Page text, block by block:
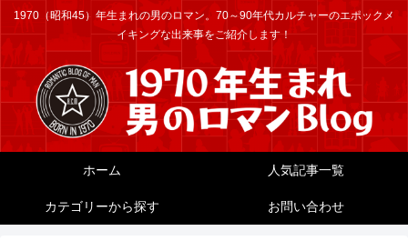
1970（昭和45）年生まれの男のロマン。70～90年代カルチャーのエポックメ
イキングな出来事をご紹介します！
ホーム 人気記事一覧
カテゴリーから探す お問い合わせ